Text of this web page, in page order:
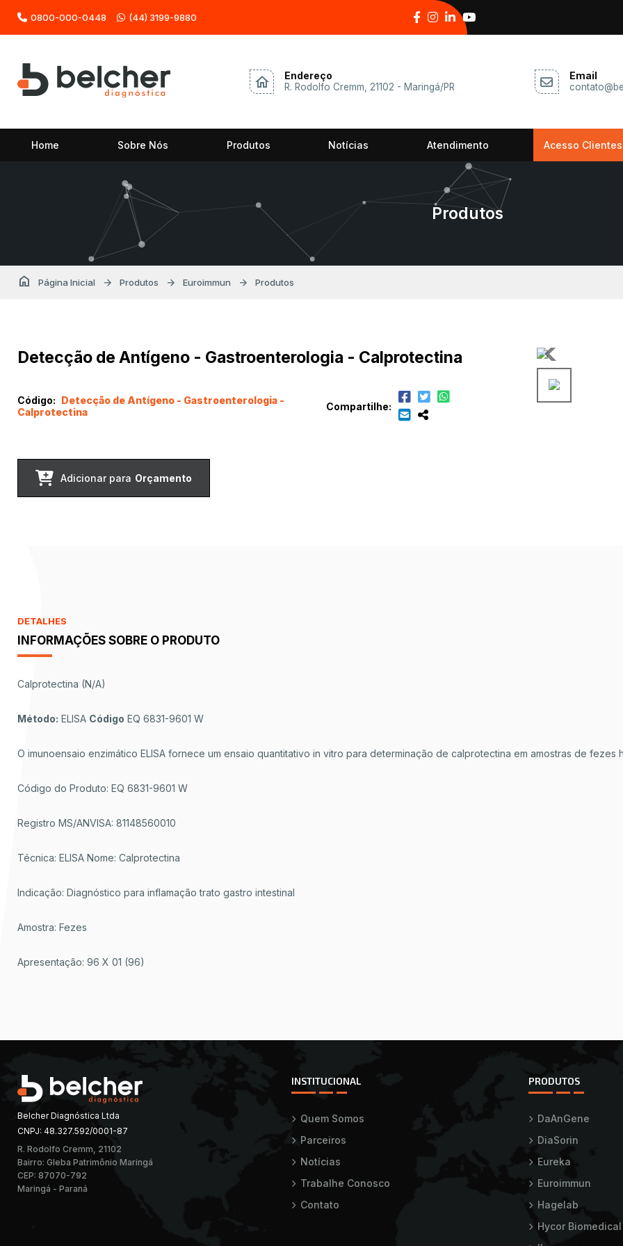
0800-000-0448 (44) 3199-9880
home Endereço
R. Rodolfo Cremm, 21102 - Maringá/PR
Email
Home Sobre Nós Produtos Notícias Atendimento Acesso Clientes
Produtos
home Página Inicial arrow_forward Produtos arrow_forward Euroimmun arrow_forward Produtos
Detecção de Antígeno - Gastroenterologia - Calprotectina
Código: Detecção de Antígeno - Gastroenterologia -
Calprotectina
Compartilhe:
Adicionar para Orçamento
DETALHES
INFORMAÇÕES SOBRE O PRODUTO
Calprotectina (N/A)
Método: ELISA Código EQ 6831-9601 W
O imunoensaio enzimático ELISA fornece um ensaio quantitativo in vitro para determinação de calprotectina em amostras de fezes
Código do Produto: EQ 6831-9601 W
Registro MS/ANVISA: 81148560010
Técnica: ELISA Nome: Calprotectina
Indicação: Diagnóstico para inflamação trato gastro intestinal
Amostra: Fezes
Apresentação: 96 X 01 (96)
Belcher Diagnóstica Ltda
CNPJ: 48.327.592/0001-87
R. Rodolfo Cremm, 21102
Bairro: Gleba Patrimônio Maringá
CEP: 87070-792
Maringá - Paraná
INSTITUCIONAL
Quem Somos
Parceiros
Notícias
Trabalhe Conosco
Contato
PRODUTOS
DaAnGene
DiaSorin
Eureka
Euroimmun
Hagelab
Hycor Biomedical